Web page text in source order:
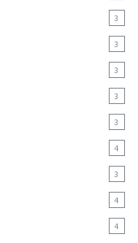
3
3
3
3
3
4
3
4
4